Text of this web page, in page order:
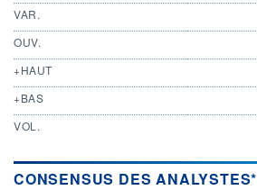
VAR.
OUV.
+HAUT
+BAS
VOL.
CONSENSUS DES ANALYSTES*